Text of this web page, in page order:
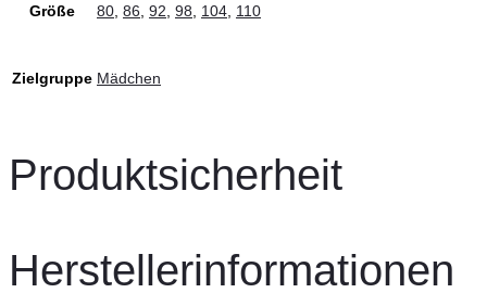
Größe 80 86 92 98 104 110
Zielgruppe Mädchen
Produktsicherheit
Herstellerinformationen